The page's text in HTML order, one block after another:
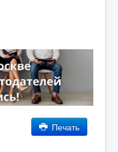
Печать